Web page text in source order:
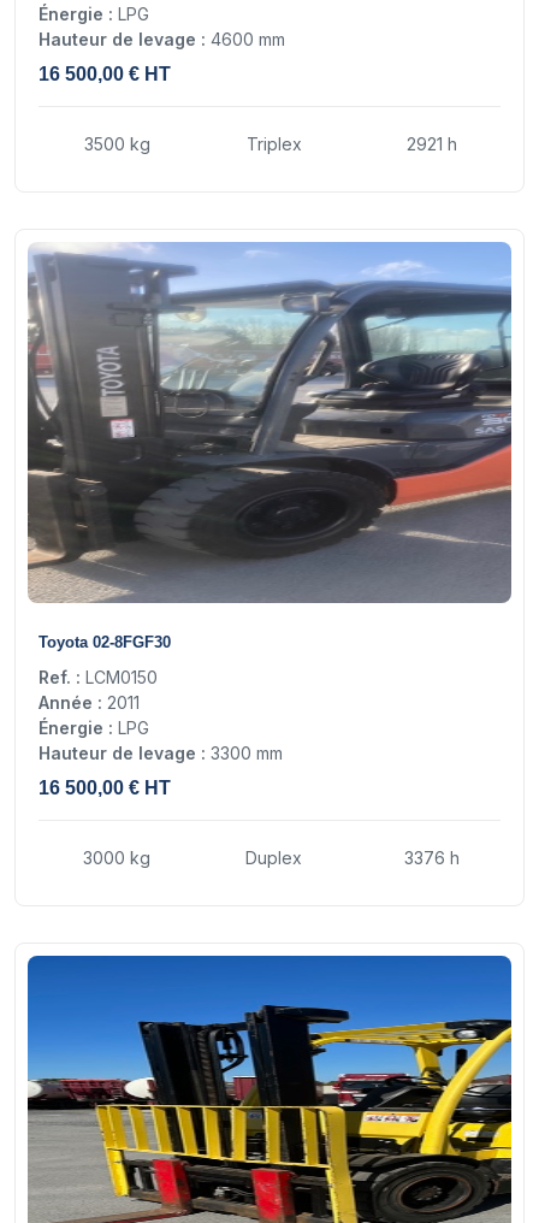
Énergie : LPG
Hauteur de levage : 4600 mm
16 500,00 € HT
3500 kg Triplex 2921 h
Toyota 02-8FGF30
Ref. : LCM0150
Année : 2011
Énergie : LPG
Hauteur de levage : 3300 mm
16 500,00 € HT
3000 kg Duplex 3376 h